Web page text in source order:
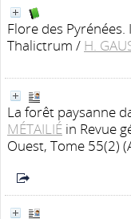
Flore des
Thalictrum / H.
La forêt paysanne
MÉTAILIÉ in Revue
Ouest, Tome 55(2)